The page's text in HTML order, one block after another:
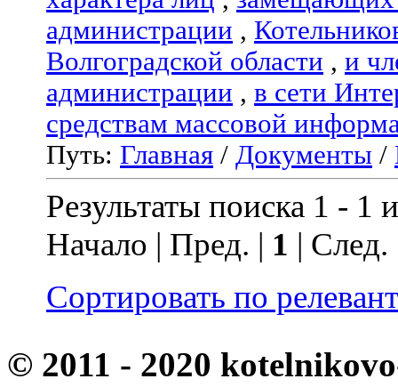
администрации ,
Волгоградской области , и
администрации , в сети
средствам массовой
Путь: Главная / Документы /
Результаты поиска 1 - 1
Начало | Пред. | 1 |
Сортировать по
© 2011 - 2020